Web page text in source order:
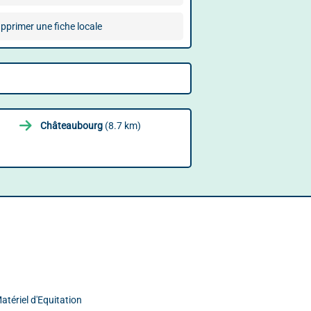
une fiche locale
Châteaubourg(8.7 km)
d'Equitation